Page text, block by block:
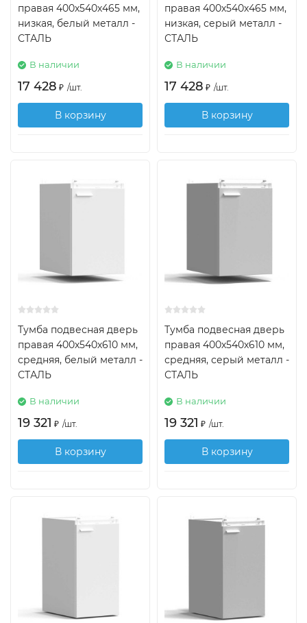
правая 400х540х465 мм,
низкая, белый металл -
СТАЛЬ
В наличии
17 428 ₽ /шт.
В корзину
правая 400х540х465 мм,
низкая, серый металл -
СТАЛЬ
В наличии
17 428 ₽ /шт.
В корзину
Тумба подвесная дверь
правая 400х540х610 мм,
средняя, белый металл -
СТАЛЬ
В наличии
19 321 ₽ /шт.
В корзину
Тумба подвесная дверь
правая 400х540х610 мм,
средняя, серый металл -
СТАЛЬ
В наличии
19 321 ₽ /шт.
В корзину